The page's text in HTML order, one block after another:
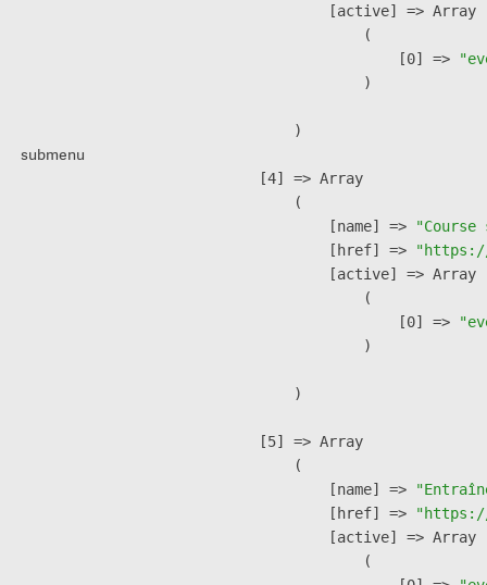
submenu
            [active] => Array
                (
                    [0] =>
                )
        )
    [4] => Array
        (
            [name] =>
            [href] =>
            [active] => Array
                (
                    [0] =>
                )
        )
    [5] => Array
        (
            [name] =>
            [href] =>
            [active] => Array
                (